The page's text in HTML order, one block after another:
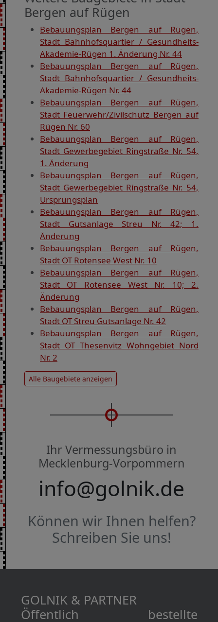
Bergen auf Rügen
Bebauungsplan Bergen auf Rügen,
Stadt Bahnhofsquartier / Gesundheits-
Akademie-Rügen 1. Änderung Nr. 44
Bebauungsplan Bergen auf Rügen,
Stadt Bahnhofsquartier / Gesundheits-
Akademie-Rügen Nr. 44
Bebauungsplan Bergen auf Rügen,
Stadt Feuerwehr/Zivilschutz Bergen auf
Rügen Nr. 60
Bebauungsplan Bergen auf Rügen,
Stadt Gewerbegebiet Ringstraße Nr. 54,
1. Änderung
Bebauungsplan Bergen auf Rügen,
Stadt Gewerbegebiet Ringstraße Nr. 54,
Ursprungsplan
Bebauungsplan Bergen auf Rügen,
Stadt Gutsanlage Streu Nr. 42; 1.
Änderung
Bebauungsplan Bergen auf Rügen,
Stadt OT Rotensee West Nr. 10
Bebauungsplan Bergen auf Rügen,
Stadt OT Rotensee West Nr. 10; 2.
Änderung
Bebauungsplan Bergen auf Rügen,
Stadt OT Streu Gutsanlage Nr. 42
Bebauungsplan Bergen auf Rügen,
Stadt OT Thesenvitz Wohngebiet Nord
Nr. 2
Alle Baugebiete anzeigen
Ihr Vermessungsbüro in
Mecklenburg-Vorpommern
info@golnik.de
Können wir Ihnen helfen?
Schreiben Sie uns!
GOLNIK & PARTNER
Öffentlich bestellte